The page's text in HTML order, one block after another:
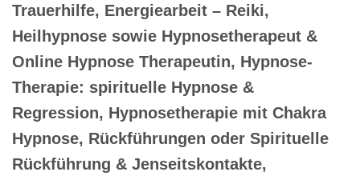
Trauerhilfe, Energiearbeit – Reiki,
Heilhypnose sowie Hypnosetherapeut &
Online Hypnose Therapeutin, Hypnose-
Therapie: spirituelle Hypnose &
Regression, Hypnosetherapie mit Chakra
Hypnose, Rückführungen oder Spirituelle
Rückführung & Jenseitskontakte,